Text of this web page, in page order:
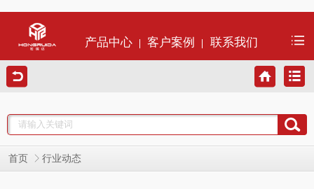
产品中心 客户案例 联系我们
首页 行业动态